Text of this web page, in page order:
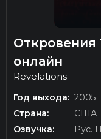
Откровения
онлайн
Revelations
Год выхода: 2005
Страна:
США
Озвучка:
Рус.